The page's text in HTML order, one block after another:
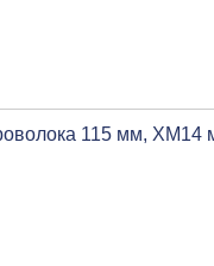
115 мм, ХМ14